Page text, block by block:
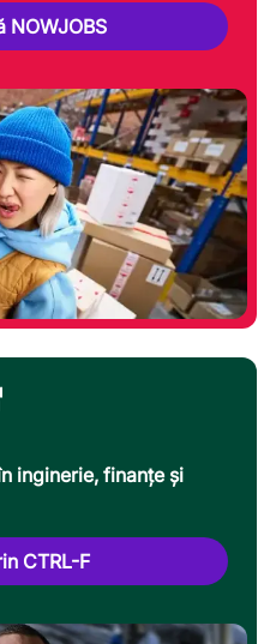
NOWJOBS
inginerie, finanțe și
CTRL-F